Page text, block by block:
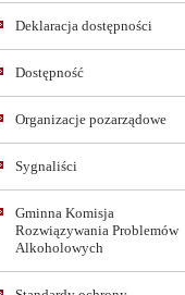
Deklaracja dostępności
Dostępność
Organizacje pozarządowe
Sygnaliści
Gminna Komisja
Rozwiązywania Problemów
Alkoholowych